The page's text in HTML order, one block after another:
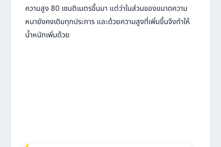
ความสูง 80 เซนติเมตรขึ้นมา แต่ว่าในส่วนของขนาดความ
หนายังคงเดิมทุกประการ และด้วยความสูงที่เพิ่มขึ้นจึงทำให้
น้ำหนักเพิ่มด้วย